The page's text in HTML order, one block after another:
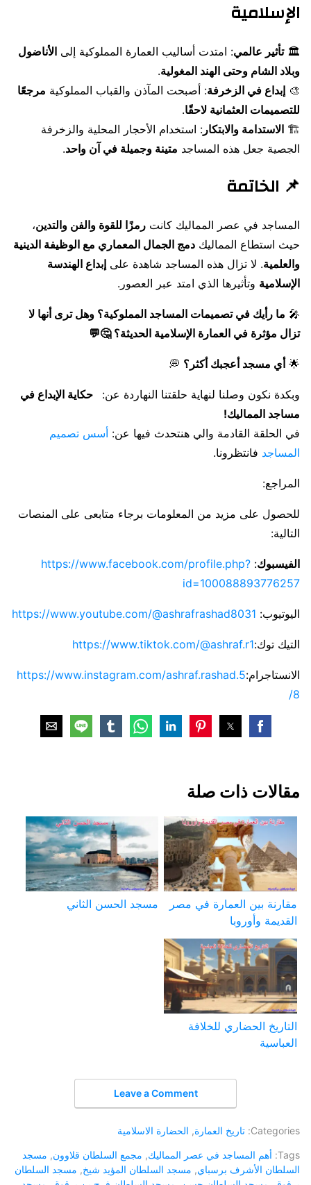
الإسلامية
🏛تأثير عالمي: امتدت أساليب العمارة المملوكية إلى الأناضول
وبلاد الشام وحتى الهند المغولية.
🎨 إبداع في الزخرفة: أصبحت المآذن والقباب المملوكية مرجعًا
للتصميمات العثمانية لاحقًا.
🏗 الاستدامة والابتكار : استخدام الأحجار المحلية والزخرفة
الجصية جعل هذه المساجد متينة وجميلة في آن واحد.
📌 الخاتمة
المساجد في عصر المماليك كانت رمزًا للقوة والفن والتدين،
حيث استطاع المماليك دمج الجمال المعماري مع الوظيفة الدينية
والعلمية. لا تزال هذه المساجد شاهدة على إبداع الهندسة
الإسلامية وتأثيرها الذي امتد عبر العصور.
🎤 ما رأيك في تصميمات المساجد المملوكية؟ وهل ترى أنها لا
تزال مؤثرة في العمارة الإسلامية الحديثة؟ 🤔💬
🌟 أي مسجد أعجبك أكثر؟ 💭
وبكدة نكون وصلنا لنهاية حلقتنا النهاردة عن:
حكاية الإبداع في
مساجد المماليك!
في الحلقة القادمة والي هنتحدث فيها عن: أسس تصميم
المساجد فانتظرونا.
المراجع:
للحصول على مزيد من المعلومات برجاء متابعى على المنصات
التالية:
الفيسبوك:
https://www.facebook.com/profile.php?
id=100088893776257
اليوتيوب: https://www.youtube.com/@ashrafrashad8031
التيك توك:https://www.tiktok.com/@ashraf.r1
الانستاجرام:https://www.instagram.com/ashraf.rashad.5
8/
مقالات ذات صلة
مقارنة بين العمارة في مصر
القديمة وأوروبا
مسجد الحسن الثاني
التاريخ الحضاري للخلافة
العباسية
Leave a Comment
Categories: تاريخ العمارة, الحضارة الاسلامية
Tags: أهم المساجد في عصر المماليك, مجمع السلطان قلاوون, مسجد
السلطان الأشرف برسباي, مسجد السلطان المؤيد شيخ, مسجد السلطان